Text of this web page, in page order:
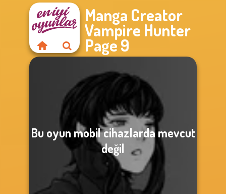
Manga Creator
Vampire Hunter
Page 9
Bu oyun mobil cihazlarda mevcut
değil